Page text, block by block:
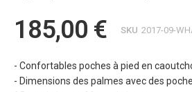
185,00 € SKU 2017-09-
- Confortables poches à pied en
- Dimensions des palmes avec des